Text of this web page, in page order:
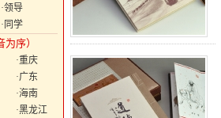
·领导
·同学
为序）
·重庆
·广东
·海南
·黑龙江